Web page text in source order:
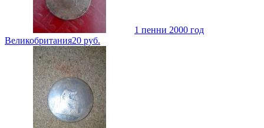
1 пенни 2000 год
Великобритания20 руб.